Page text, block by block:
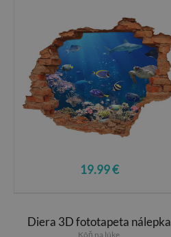
19.99 €
Diera 3D fototapeta nálepka
Kôň na lúke